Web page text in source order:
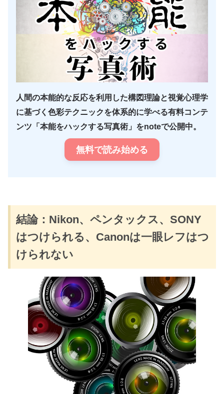
人間の本能的な反応を利用した構図理論と視覚心理学
に基づく色彩テクニックを体系的に学べる有料コンテ
ンツ「本能をハックする写真術」をnoteで公開中。
無料で読み始める
結論：Nikon、ペンタックス、SONY
はつけられる、Canonは一眼レフはつ
けられない